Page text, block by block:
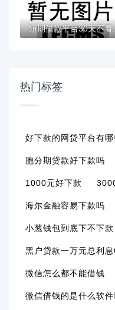
短期借
热门标签
好下款的网贷平台有哪
胞分期贷款好下款吗
1000元好下款
海尔金融容易下款吗
小葱钱包到底下不下款
黑户贷款一万元总利
微信怎么都不能借钱
微信借钱的是什么软件